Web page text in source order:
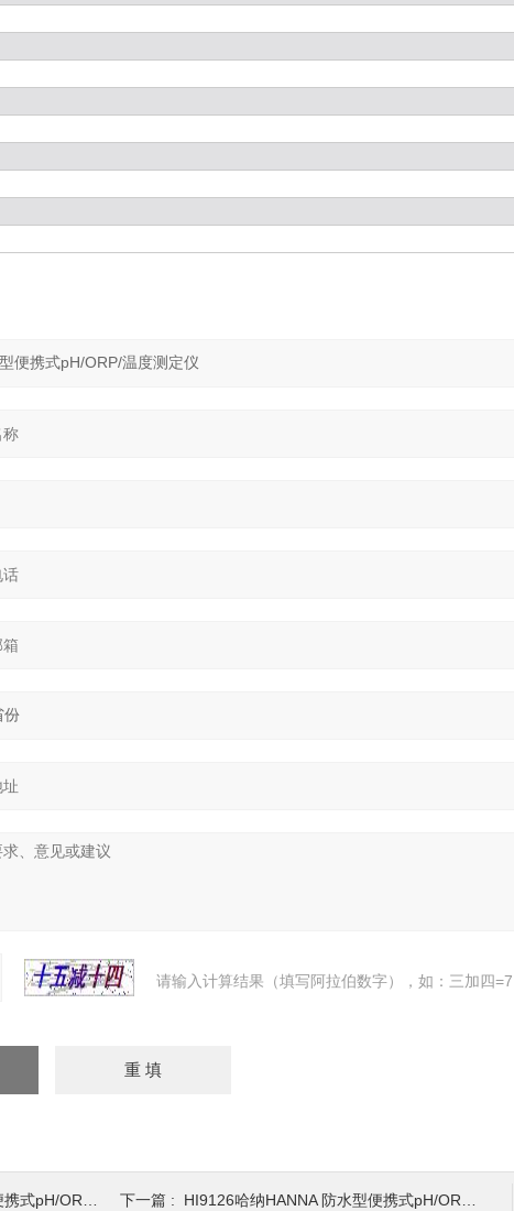
请输入计算结果（填写阿拉伯数字），如：三加四=7
温度测定仪 下一篇 : HI9126哈纳HANNA 防水型便携式pH/ORP/温度测定仪